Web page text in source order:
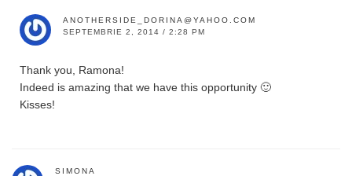
ANOTHERSIDE_DORINA@YAHOO.COM
SEPTEMBRIE 2, 2014 / 2:28 PM
Thank you, Ramona!
Indeed is amazing that we have this opportunity 🙂
Kisses!
SIMONA